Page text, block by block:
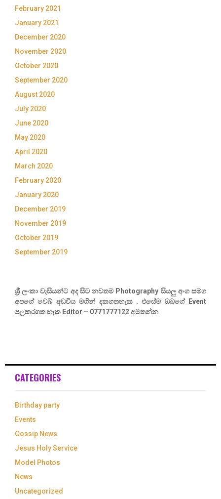
February 2021
January 2021
December 2020
November 2020
October 2020
September 2020
August 2020
July 2020
June 2020
May 2020
April 2020
March 2020
February 2020
January 2020
December 2019
November 2019
October 2019
September 2019
ශ්‍රී ලංකා වැසියන්ට අද සිට නවතම Photography සියලු අංග සමග
අපගේ වෙබ් අඩවිය මගින් දකගතහැක . එසේම ඔබගේ Event
පලකරගත හැක Editor – 0771777122 අමතන්න
CATEGORIES
Birthday party
Events
Gossip News
Jesus Holy Service
Model Photos
News
Uncategorized